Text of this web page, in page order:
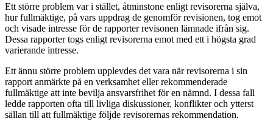
Ett större problem var i stället, åtminstone enligt revisorerna själva,
hur fullmäktige, på vars uppdrag de genomför revisionen, tog emot
och visade intresse för de rapporter revisonen lämnade ifrån sig.
Dessa rapporter togs enligt revisorerna emot med ett i högsta grad
varierande intresse.
Ett ännu större problem upplevdes det vara när revisorerna i sin
rapport anmärkte på en verksamhet eller rekommenderade
fullmäktige att inte bevilja ansvarsfrihet för en nämnd. I dessa fall
ledde rapporten ofta till livliga diskussioner, konflikter och ytterst
sällan till att fullmäktige följde revisorernas rekommendation.